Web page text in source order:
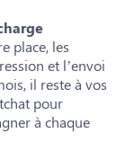
place, les
et l’envoi
il reste à vos
pour
à chaque